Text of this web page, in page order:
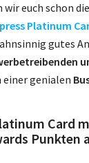
euch schon
Platinum
gutes
einer genialen
Card
Punkten